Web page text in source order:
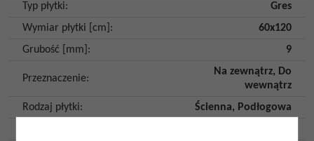
Typ płytki:
Gres
Wymiar płytki [cm] :
60x120
Grubość [mm] : 9
Przeznaczenie:
Na zewnątrz, Do
wewnątrz
Rodzaj płytki: Ścienna, Podłogowa